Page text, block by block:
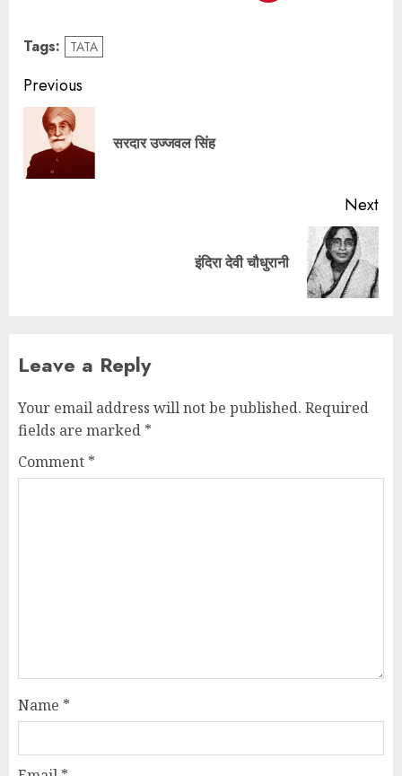
Tags: TATA
Previous
सरदार उज्जवल सिंह
Next
इंदिरा देवी चौधुरानी
Leave a Reply
Your email address will not be published. Required
fields are marked *
Comment *
Name *